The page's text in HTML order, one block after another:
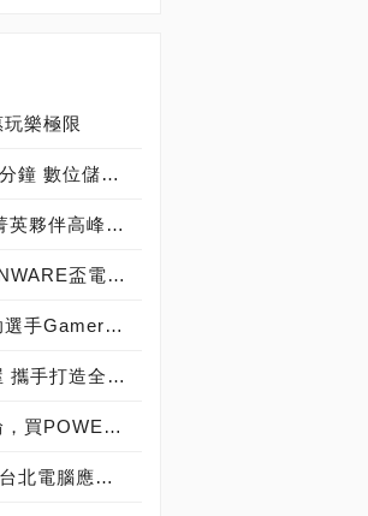
樂極限
「刺客聶隱娘」106分鐘 數位儲存Western Digital超「殺」罩得住
趨勢科技2015全球菁英夥伴高峰會登場 來自全球的19家傑出合作夥伴接受表揚
王者對決 首屆ALIENWARE盃電競大賽強勢登場 英雄聯盟最強中路爭霸賽 7/24開始報名
狂賀！圓剛科技贊助選手GamerBee榮獲「EVO 2015」亞軍
曜越策略聯盟原價屋 攜手打造全省電源供應器快換中心 業界唯一3年內直接換新
全漢FSP帶你坐郵輪，買POWER，機車電視任你抽
NETGEAR in 2015台北電腦應用展 7/30~8/3